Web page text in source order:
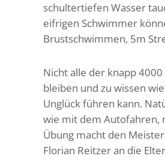
schultertiefen Wasser
eifrigen Schwimmer
Brustschwimmen, 5m
Nicht alle der knapp
bleiben und zu wissen
Unglück führen kann.
wie mit dem Autofahren,
Übung macht den
Florian Reitzer an die